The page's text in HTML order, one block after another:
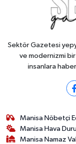
Sektör Gazetesi
ve modernizmi
insanlara
Manisa Nöbetçi
Manisa Hava
Manisa Namaz